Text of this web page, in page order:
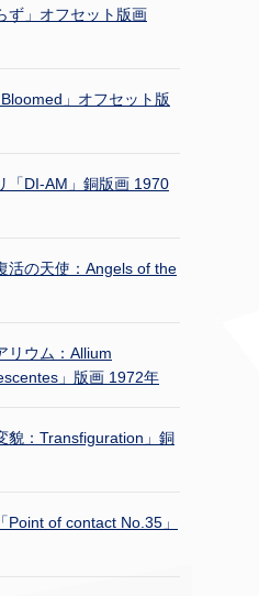
ず」オフセット版画
」オフセット版
「DI-AM」銅版画 1970
活の天使：Angels of the
リウム：Allium
」版画 1972年
貌：Transfiguration」銅
of contact No.35」